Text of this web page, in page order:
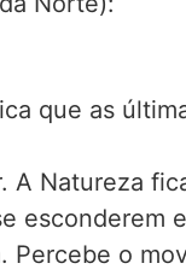
que as
Natureza
o